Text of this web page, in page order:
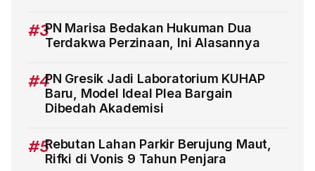
#3PN Marisa Bedakan Hukuman Dua
Terdakwa Perzinaan, Ini Alasannya
#4PN Gresik Jadi Laboratorium KUHAP
Baru, Model Ideal Plea Bargain
Dibedah Akademisi
#5Rebutan Lahan Parkir Berujung Maut,
Rifki di Vonis 9 Tahun Penjara